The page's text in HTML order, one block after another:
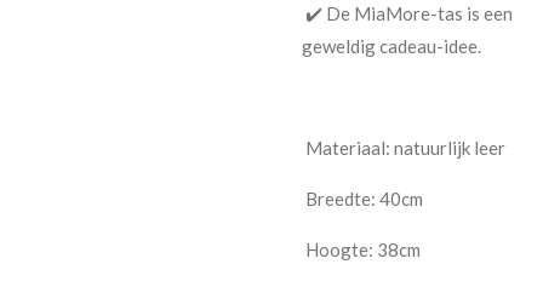
✔️ De MiaMore-tas is een
geweldig cadeau-idee.
Materiaal: natuurlijk leer
Breedte: 40cm
Hoogte: 38cm